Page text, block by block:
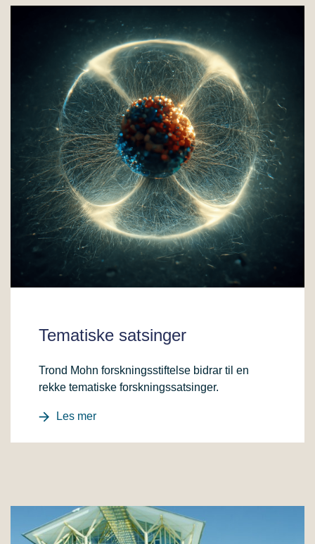
Tematiske satsinger
Trond Mohn forskningsstiftelse bidrar til en
rekke tematiske forskningssatsinger.
Les mer